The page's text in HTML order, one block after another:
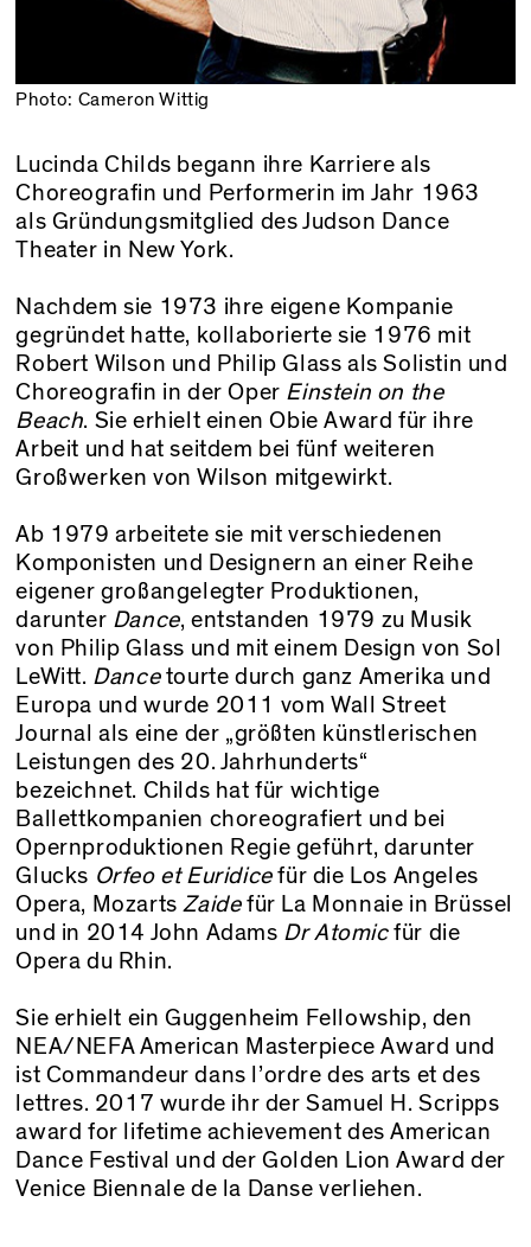
Photo: Cameron Wittig
Lucinda Childs begann ihre Karriere als
Choreografin und Performerin im Jahr 1963
als Gründungsmitglied des Judson Dance
Theater in New York.
Nachdem sie 1973 ihre eigene Kompanie
gegründet hatte, kollaborierte sie 1976 mit
Robert Wilson und Philip Glass als Solistin und
Choreografin in der Oper Einstein on the
Beach. Sie erhielt einen Obie Award für ihre
Arbeit und hat seitdem bei fünf weiteren
Großwerken von Wilson mitgewirkt.
Ab 1979 arbeitete sie mit verschiedenen
Komponisten und Designern an einer Reihe
eigener großangelegter Produktionen,
darunter Dance, entstanden 1979 zu Musik
von Philip Glass und mit einem Design von Sol
LeWitt. Dancetourte durch ganz Amerika und
Europa und wurde 2011 vom Wall Street
Journal als eine der „größten künstlerischen
Leistungen des 20. Jahrhunderts“
bezeichnet. Childs hat für wichtige
Ballettkompanien choreografiert und bei
Opernproduktionen Regie geführt, darunter
Glucks Orfeo et Euridicefür die Los Angeles
Opera, Mozarts Zaidefür La Monnaie in Brüssel
und in 2014 John Adams Dr Atomicfür die
Opera du Rhin.
Sie erhielt ein Guggenheim Fellowship, den
NEA/NEFA American Masterpiece Award und
ist Commandeur dans l’ordre des arts et des
lettres. 2017 wurde ihr der Samuel H. Scripps
award for lifetime achievement des American
Dance Festival und der Golden Lion Award der
Venice Biennale de la Danse verliehen.